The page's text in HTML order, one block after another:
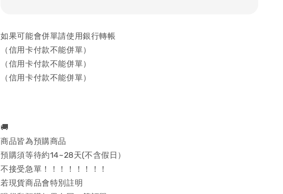
如果可能會併單請使用銀行轉帳
（信用卡付款不能併單）
（信用卡付款不能併單）
（信用卡付款不能併單）
🚚
商品皆為預購商品
預購須等待約14~28天(不含假日）
不接受急單！！！！！！！！
若現貨商品會特別註明